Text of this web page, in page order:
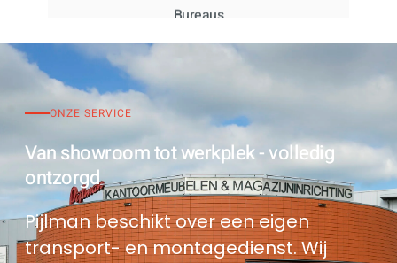
ONZE SERVICE
Van showroom tot werkplek - volledig
ontzorgd
Pijlman beschikt over een eigen
transport- en montagedienst. Wij